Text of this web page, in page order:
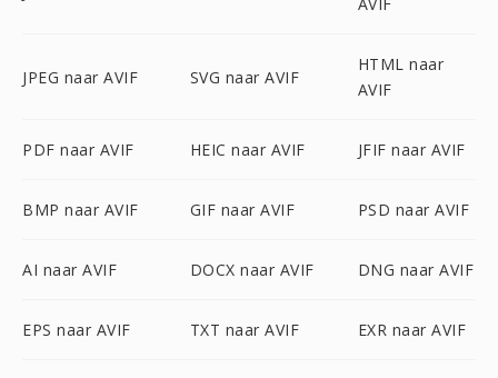
JPEG naar AVIF SVG naar AVIF
HTML naar
AVIF
PDF naar AVIF HEIC naar AVIF JFIF naar AVIF
BMP naar AVIF GIF naar AVIF PSD naar AVIF
AI naar AVIF DOCX naar AVIF DNG naar AVIF
EPS naar AVIF TXT naar AVIF EXR naar AVIF